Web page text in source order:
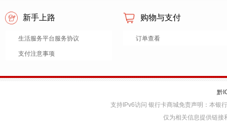
新手上路
生活服务平台服务协议
支付注意事项
购物与支付
订单查看
黔
支持IPv6访问 银行卡商城免责声明：本银
仅为相关信息提供链接